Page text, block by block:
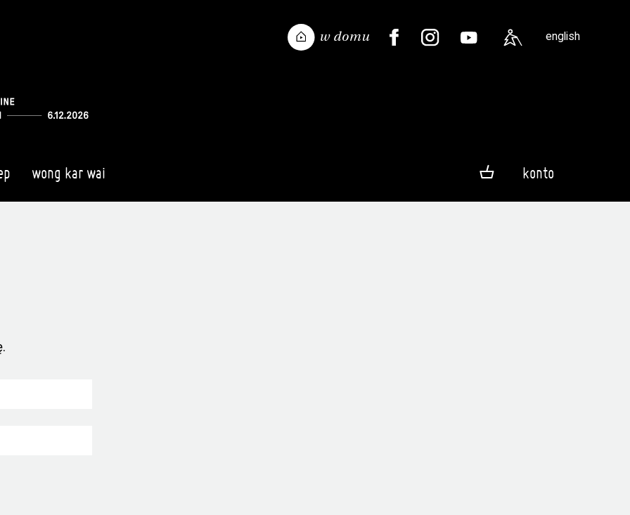
english
wong kar wai konto